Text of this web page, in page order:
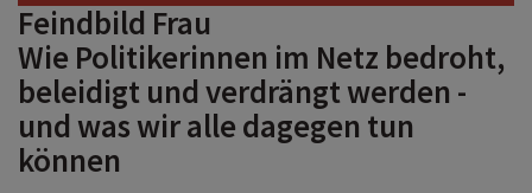
Feindbild Frau
Wie Politikerinnen im Netz bedroht,
beleidigt und verdrängt werden -
und was wir alle dagegen tun
können